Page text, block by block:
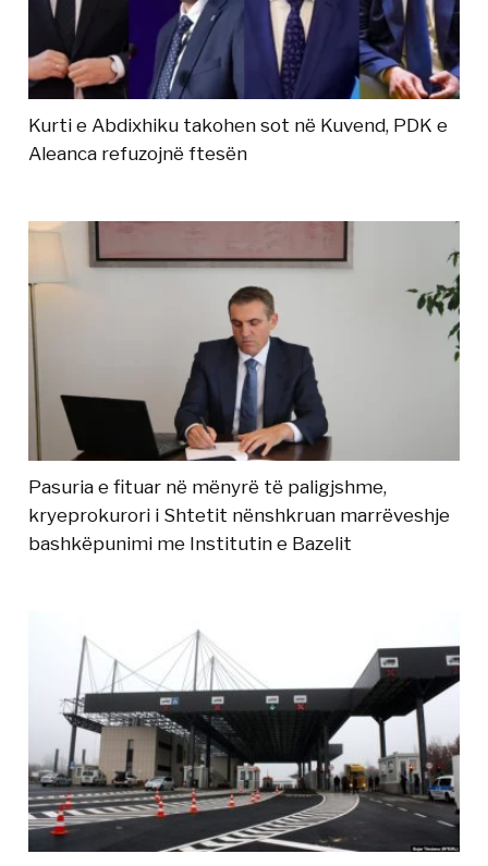
Kurti e Abdixhiku takohen sot në Kuvend, PDK e
Aleanca refuzojnë ftesën
Pasuria e fituar në mënyrë të paligjshme,
kryeprokurori i Shtetit nënshkruan marrëveshje
bashkëpunimi me Institutin e Bazelit